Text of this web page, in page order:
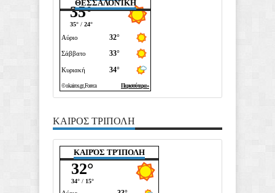
ΘΕΣΣΑΛΟΝΊΚΗ
ΚΑΙΡΟΣ ΤΡΙΠΟΛΗ
ΚΑΙΡΌΣ ΤΡΊΠΟΛΗ